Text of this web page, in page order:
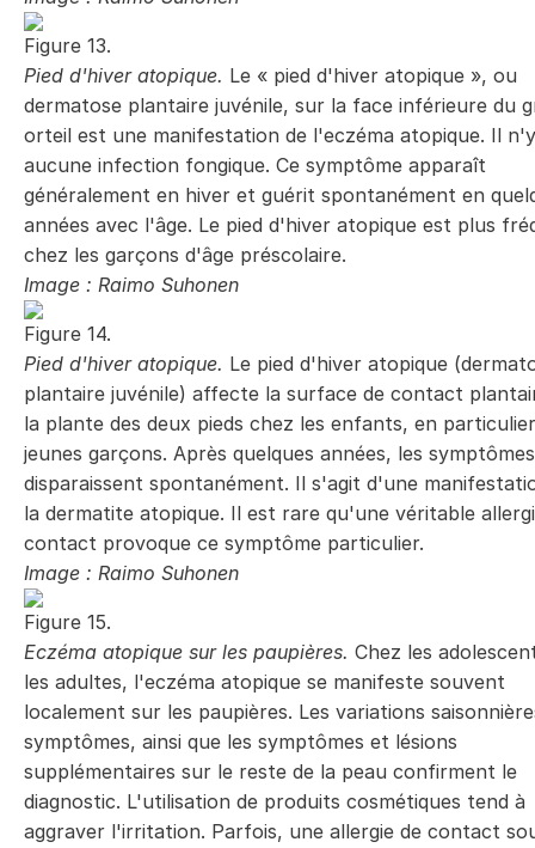
Figure 13.
Pied d'hiver atopique. Le « pied d'hiver atopique », ou
dermatose plantaire juvénile, sur la face inférieure du
orteil est une manifestation de l'eczéma atopique. Il
aucune infection fongique. Ce symptôme apparaît
généralement en hiver et guérit spontanément en
années avec l'âge. Le pied d'hiver atopique est plus
chez les garçons d'âge préscolaire.
Image : Raimo Suhonen
Figure 14.
Pied d'hiver atopique. Le pied d'hiver atopique
plantaire juvénile) affecte la surface de contact
la plante des deux pieds chez les enfants, en
jeunes garçons. Après quelques années, les symptômes
disparaissent spontanément. Il s'agit d'une
la dermatite atopique. Il est rare qu'une véritable
contact provoque ce symptôme particulier.
Image : Raimo Suhonen
Figure 15.
Eczéma atopique sur les paupières. Chez les
les adultes, l'eczéma atopique se manifeste souvent
localement sur les paupières. Les variations
symptômes, ainsi que les symptômes et lésions
supplémentaires sur le reste de la peau confirment le
diagnostic. L'utilisation de produits cosmétiques tend à
aggraver l'irritation. Parfois, une allergie de contact